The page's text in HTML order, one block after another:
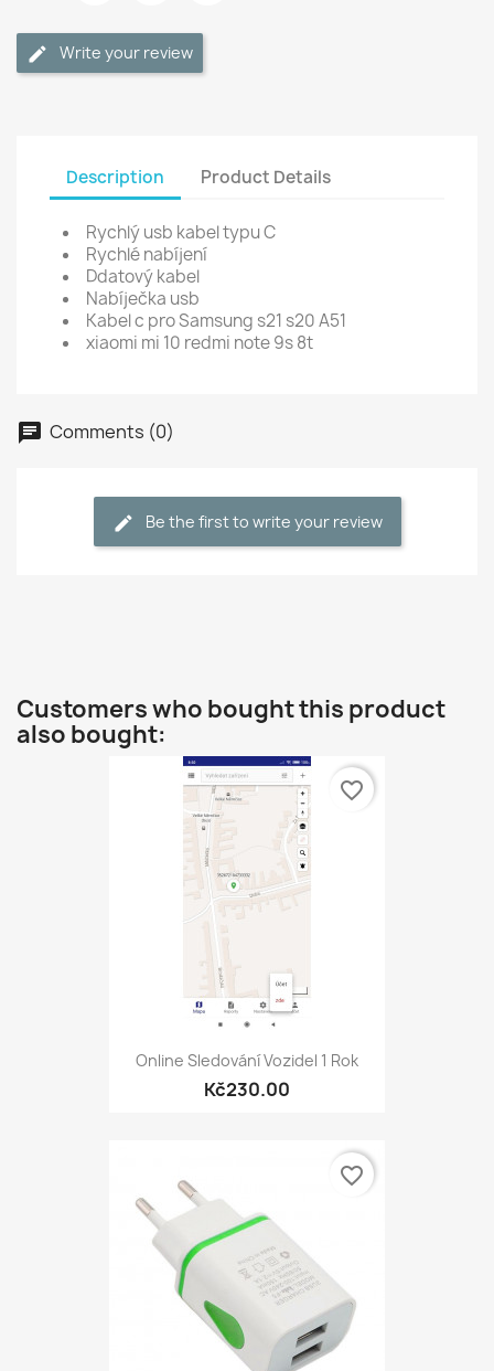
Write your review
Description Product Details
Rychlý usb kabel typu C
Rychlé nabíjení
Ddatový kabel
Nabíječka usb
Kabel c pro Samsung s21 s20 A51
xiaomi mi 10 redmi note 9s 8t
Comments (0)
Be the first to write your review
Customers who bought this product
also bought:
Online Sledování Vozidel 1 Rok
Kč230.00
favorite_border
favorite_border